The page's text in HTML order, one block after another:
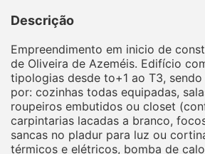
Descrição
Empreendimento em inicio de
de Oliveira de Azeméis. Edifício
tipologias desde to+1 ao T3,
por: cozinhas todas equipadas,
roupeiros embutidos ou closet
carpintarias lacadas a branco,
sancas no pladur para luz ou
térmicos e elétricos, bomba de